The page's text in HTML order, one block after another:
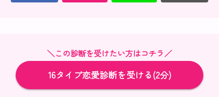
＼この診断を受けたい方はコチラ／
16タイプ恋愛診断を受ける(2分)